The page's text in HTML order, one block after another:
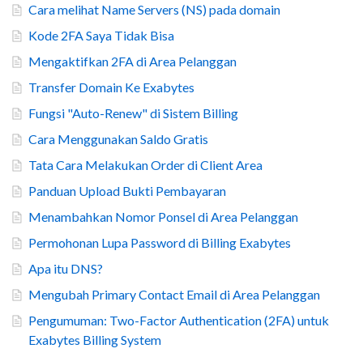
Cara melihat Name Servers (NS) pada domain
Kode 2FA Saya Tidak Bisa
Mengaktifkan 2FA di Area Pelanggan
Transfer Domain Ke Exabytes
Fungsi "Auto-Renew" di Sistem Billing
Cara Menggunakan Saldo Gratis
Tata Cara Melakukan Order di Client Area
Panduan Upload Bukti Pembayaran
Menambahkan Nomor Ponsel di Area Pelanggan
Permohonan Lupa Password di Billing Exabytes
Apa itu DNS?
Mengubah Primary Contact Email di Area Pelanggan
Pengumuman: Two-Factor Authentication (2FA) untuk
Exabytes Billing System